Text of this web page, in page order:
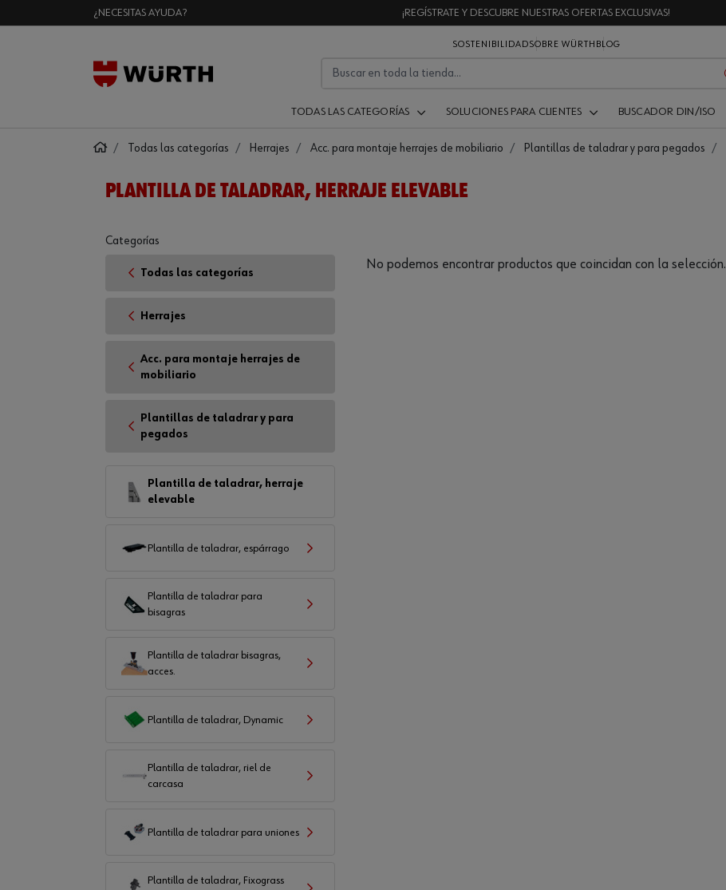
¿NECESITAS AYUDA? ¡REGÍSTRATE Y DESCUBRE NUESTRAS OFERTAS EXCLUSIVAS!
SOSTENIBILIDADSOBRE WÜRTH BLOG
TODAS LAS CATEGORÍAS SOLUCIONES PARA CLIENTES BUSCADOR DIN/ISO
Todas las categorías Herrajes Acc. para montaje herrajes de mobiliario Plantillas de taladrar y para pegados
PLANTILLA DE TALADRAR, HERRAJE ELEVABLE
No podemos encontrar productos que coincidan con la selección.
Categorías
Todas las categorías
Herrajes
Acc. para montaje herrajes de
mobiliario
Plantillas de taladrar y para
pegados
Plantilla de taladrar, herraje
elevable
Plantilla de taladrar, espárrago
Plantilla de taladrar para
bisagras
Plantilla de taladrar bisagras,
acces.
Plantilla de taladrar, Dynamic
Plantilla de taladrar, riel de
carcasa
Plantilla de taladrar para uniones
Plantilla de taladrar, Fixograss